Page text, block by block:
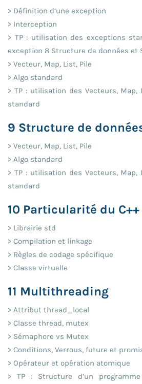
> Définition d’une exception
> Interception
> TP : utilisation des exceptions
exception 8 Structure de données et
> Vecteur, Map, List, Pile
> Algo standard
> TP : utilisation des Vecteurs,
standard
9 Structure de
> Vecteur, Map, List, Pile
> Algo standard
> TP : utilisation des Vecteurs,
standard
10 Particularité du
> Librairie std
> Compilation et linkage
> Règles de codage spécifique
> Classe virtuelle
11 Multithreading
> Attribut thread_local
> Classe thread, mutex
> Sémaphore vs Mutex
> Conditions, Verrous, future et
> Opérateur et opération atomique
> TP : Structure d’un